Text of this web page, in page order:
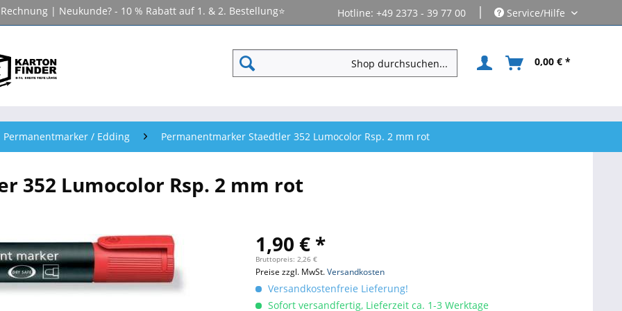
| Neukunde? - 10 % Rabatt auf 1. & 2. Bestellung⭐ Hotline: +49 2373 - 39 77 00 | Service/Hilfe
0,00 € *
Permanentmarker / Edding Permanentmarker Staedtler 352 Lumocolor Rsp. 2 mm rot
352 Lumocolor Rsp. 2 mm rot
1,90 € *
Bruttopreis: 2,26 €
Preise zzgl. MwSt.Versandkosten
Versandkostenfreie Lieferung!
Sofort versandfertig, Lieferzeit ca. 1-3 Werktage